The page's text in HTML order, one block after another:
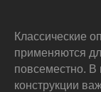
Классические
применяются
повсеместно. В
конструкции